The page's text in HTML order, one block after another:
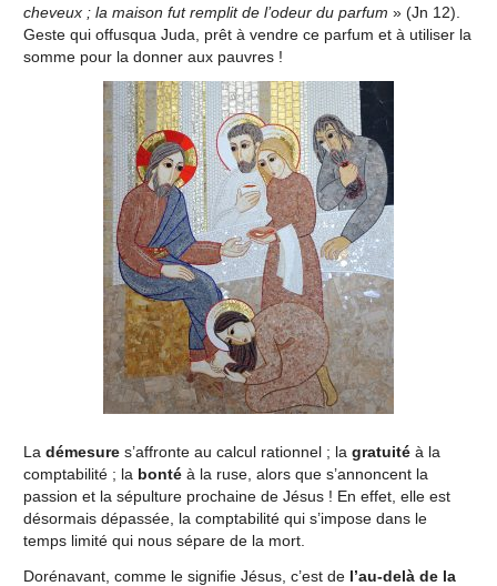
cheveux ; la maison fut remplit de l’odeur du parfum » (Jn 12).
Geste qui offusqua Juda, prêt à vendre ce parfum et à utiliser la
somme pour la donner aux pauvres !
La démesures’affronte au calcul rationnel ; la gratuitéà la
comptabilité ; la bontéà la ruse, alors que s’annoncent la
passion et la sépulture prochaine de Jésus ! En effet, elle est
désormais dépassée, la comptabilité qui s’impose dans le
temps limité qui nous sépare de la mort.
Dorénavant, comme le signifie Jésus, c’est de l’au-delà de la